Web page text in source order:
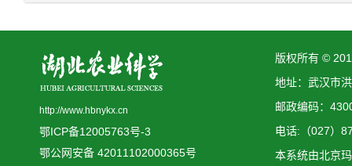
http://www.hbnykx.cn
鄂ICP备12005763号-3
鄂公网安备 42011102000365号
版权所有 ©
地址：武汉市
邮政编码：
电话:（027）
本系统由北京